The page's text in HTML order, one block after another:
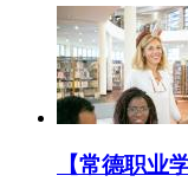
【常德职业